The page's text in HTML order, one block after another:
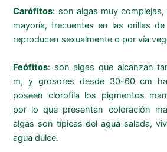
Carófitos: son algas muy
mayoría, frecuentes en las orillas
reproducen sexualmente o por vía
Feófitos: son algas que alcanzan
m, y grosores desde 30-60 cm
poseen clorofila los pigmentos
por lo que presentan coloración
algas son típicas del agua salada,
agua dulce.